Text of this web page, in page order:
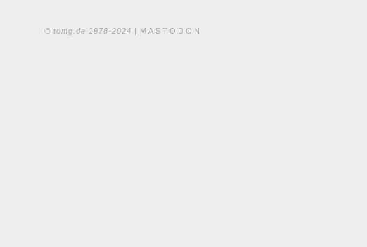
© tomg.de 1978-2024 | MASTODON